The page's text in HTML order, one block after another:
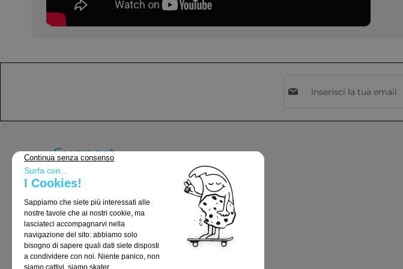
alla
Support
Termini e Condizioni Generali
Consegna e resi
Avvisi legali
Politica sulla riservatezza
Politica sui cookie